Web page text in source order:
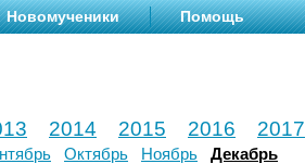
Новомученики Помощь
2014 2015 2016 2017
Октябрь Ноябрь
Декабрь